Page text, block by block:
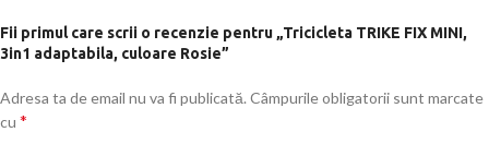
Fii primul care scrii o recenzie pentru „Tricicleta TRIKE FIX MINI,
3in1 adaptabila, culoare Rosie”
Adresa ta de email nu va fi publicată. Câmpurile obligatorii sunt marcate
cu *